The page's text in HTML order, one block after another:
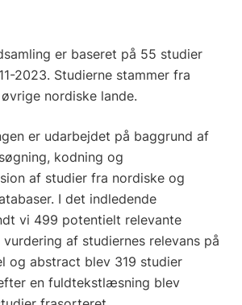
er baseret på 55 studier
2023. Studierne stammer fra
nordiske lande.
er udarbejdet på baggrund af
kodning og
af studier fra nordiske og
I det indledende
vi 499 potentielt relevante
af studiernes relevans på
og abstract blev 319 studier
en fuldtekstlæsning blev